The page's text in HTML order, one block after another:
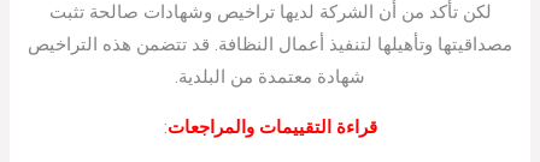
لكن تأكد من أن الشركة لديها تراخيص وشهادات صالحة تثبت
مصداقيتها وتأهيلها لتنفيذ أعمال النظافة. قد تتضمن هذه التراخيص
شهادة معتمدة من البلدية.
قراءة التقييمات والمراجعات: